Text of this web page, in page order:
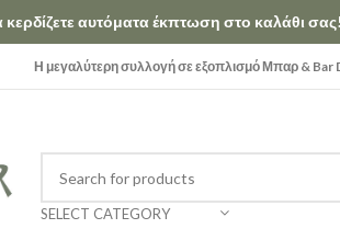
Η μεγαλύτερη συλλογή σε εξοπλισμό Μπαρ & Bar
SELECT CATEGORY
αυτόματα έκπτωση στο καλάθι σας!